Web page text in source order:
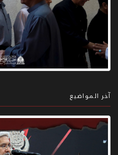
آخر المواضيع